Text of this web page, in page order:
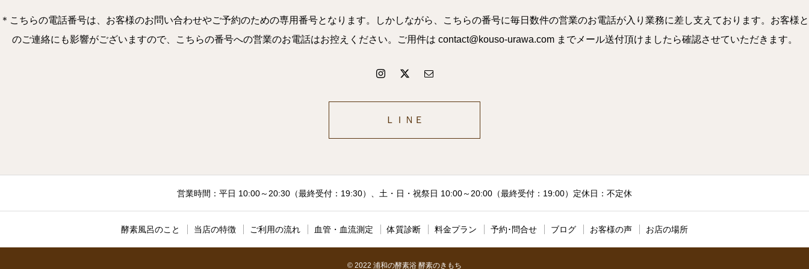
＊こちらの電話番号は、お客様のお問い合わせやご予約のための専用番号となります。しかしながら、こちらの番号に毎日数件の営業のお電話が入り業務に差し支えております。お客様と
のご連絡にも影響がございますので、こちらの番号への営業のお電話はお控えください。ご用件は contact@kouso-urawa.com までメール送付頂けましたら確認させていただきます。
ＬＩＮＥ
営業時間：平日 10:00～20:30（最終受付：19:30）、土・日・祝祭日 10:00～20:00（最終受付：19:00）定休日：不定休
酵素風呂のこと 当店の特徴 ご利用の流れ 血管・血流測定 体質診断 料金プラン 予約･問合せ ブログ お客様の声 お店の場所
© 2022 浦和の酵素浴 酵素のきもち